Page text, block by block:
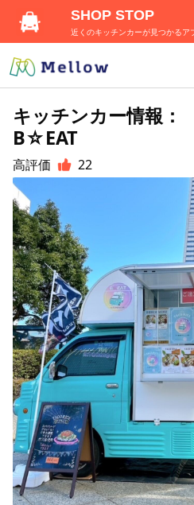
キッチンカー情報：
B☆EAT
高評価 22
SHOP STOP
近くのキッチンカーが見つかるア